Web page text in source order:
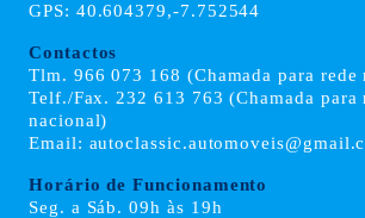
GPS: 40.604379,-7.752544
Contactos
Tlm. 966 073 168 (Chamada para
Telf./Fax. 232 613 763 (Chamada para
nacional)
Email:
Horário de Funcionamento
Seg. a Sáb. 09h às 19h